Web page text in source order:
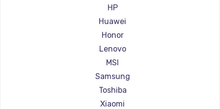
Ремонт ноутбуков Maibenben
Ремонт ноутбуков Getac
Ремонт ноутбуков Epson
Ремонт ноутбуков Philips
Ремонт ноутбуков LG
Ремонт ноутбуков Panasonic
Ремонт ноутбуков Irbis
Ремонт ноутбуков Thunderobot
HP
Huawei
Honor
Lenovo
MSI
Samsung
Toshiba
Xiaomi